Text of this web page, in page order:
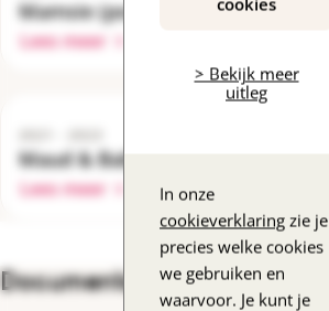
> Bekijk meer
uitleg
In onze
cookieverklaring zie je
precies welke cookies
we gebruiken en
waarvoor. Je kunt je
Mamsie (podcast)
Lees meer
Ruba!
Maud & Babs
Lees meer
Documentaires